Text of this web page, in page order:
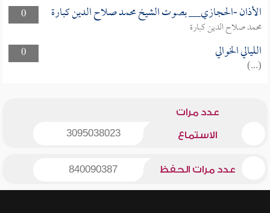
0
الأذان -الحجازي__ بصوت الشيخ محمد صلاح الدين كبارة
محمد صلاح الدين كبارة
0
الليالي الخوالي
(...)
عدد مرات
الاستماع 3095038023
عدد مرات الحفظ 840090387